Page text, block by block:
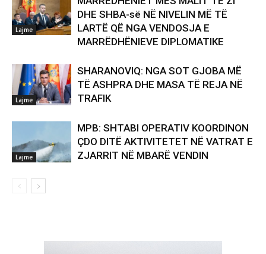
Lajme
DHE SHBA-së NË NIVELIN MË TË
LARTË QË NGA VENDOSJA E
MARRËDHËNIEVE DIPLOMATIKE
Lajme
SHARANOVIQ: NGA SOT GJOBA MË
TË ASHPRA DHE MASA TË REJA NË
TRAFIK
Lajme
MPB: SHTABI OPERATIV KOORDINON
ÇDO DITË AKTIVITETET NË VATRAT E
ZJARRIT NË MBARË VENDIN